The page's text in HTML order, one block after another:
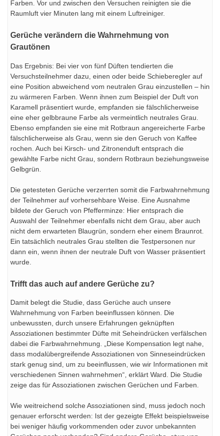
Farben. Vor und zwischen den Versuchen reinigten sie die
Raumluft vier Minuten lang mit einem Luftreiniger.
Gerüche verändern die Wahrnehmung von
Grautönen
Das Ergebnis: Bei vier von fünf Düften tendierten die
Versuchsteilnehmer dazu, einen oder beide Schieberegler auf
eine Position abweichend vom neutralen Grau einzustellen – hin
zu wärmeren Farben. Wenn ihnen zum Beispiel der Duft von
Karamell präsentiert wurde, empfanden sie fälschlicherweise
eine eher gelbbraune Farbe als vermeintlich neutrales Grau.
Ebenso empfanden sie eine mit Rotbraun angereicherte Farbe
fälschlicherweise als Grau, wenn sie den Geruch von Kaffee
rochen. Auch bei Kirsch- und Zitronenduft entsprach die
gewählte Farbe nicht Grau, sondern Rotbraun beziehungsweise
Gelbgrün.
Die getesteten Gerüche verzerrten somit die Farbwahrnehmung
der Teilnehmer auf vorhersehbare Weise. Eine Ausnahme
bildete der Geruch von Pfefferminze: Hier entsprach die
Auswahl der Teilnehmer ebenfalls nicht dem Grau, aber auch
nicht dem erwarteten Blaugrün, sondern eher einem Braunrot.
Ein tatsächlich neutrales Grau stellten die Testpersonen nur
dann ein, wenn ihnen der neutrale Duft von Wasser präsentiert
wurde.
Trifft das auch auf andere Gerüche zu?
Damit belegt die Studie, dass Gerüche auch unsere
Wahrnehmung von Farben beeinflussen können. Die
unbewussten, durch unsere Erfahrungen geknüpften
Assoziationen bestimmter Düfte mit Seheindrücken verfälschen
dabei die Farbwahrnehmung. „Diese Kompensation legt nahe,
dass modalübergreifende Assoziationen von Sinneseindrücken
stark genug sind, um zu beeinflussen, wie wir Informationen mit
verschiedenen Sinnen wahrnehmen“, erklärt Ward. Die Studie
zeige das für Assoziationen zwischen Gerüchen und Farben.
Wie weitreichend solche Assoziationen sind, muss jedoch noch
genauer erforscht werden: Ist der gezeigte Effekt beispielsweise
bei weniger häufig vorkommenden oder zuvor unbekannten